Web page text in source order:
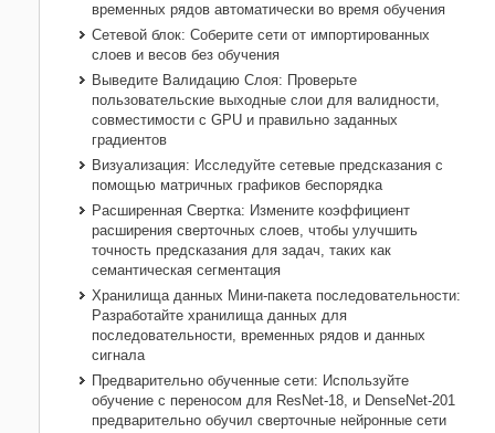
временных рядов автоматически во время обучения
Сетевой блок: Соберите сети от импортированных
слоев и весов без обучения
Выведите Валидацию Слоя: Проверьте
пользовательские выходные слои для валидности,
совместимости с GPU и правильно заданных
градиентов ​​
Визуализация: Исследуйте сетевые предсказания с
помощью матричных графиков беспорядка
Расширенная Свертка: Измените коэффициент
расширения сверточных слоев, чтобы улучшить
точность предсказания для задач, таких как
семантическая сегментация
Хранилища данных Мини-пакета последовательности:
Разработайте хранилища данных для
последовательности, временных рядов и данных
сигнала
Предварительно обученные сети: Используйте
обучение с переносом для ResNet-18, и DenseNet-201
предварительно обучил сверточные нейронные сети